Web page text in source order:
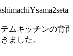
ムキッチンの背
ました。